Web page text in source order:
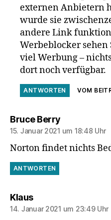
externen Anbietern
wurde sie
andere Link
Werbeblocker
viel Werbung –
dort noch verfügbar.
ANTWORTEN VOM
Bruce Berrysagt:
15. Januar 2021 um 18:48 Uhr
Norton findet nichts
ANTWORTEN
Klaussagt:
14. Januar 2021 um 23:49 Uhr